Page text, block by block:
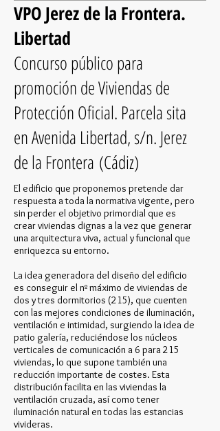
VPO Jerez de la Frontera.
Libertad
Concurso público para
promoción de Viviendas de
Protección Oficial. Parcela sita
en Avenida Libertad, s/n. Jerez
de la Frontera (Cádiz)
El edificio que proponemos pretende dar
respuesta a toda la normativa vigente, pero
sin perder el objetivo primordial que es
crear viviendas dignas a la vez que generar
una arquitectura viva, actual y funcional que
enriquezca su entorno.
La idea generadora del diseño del edificio
es conseguir el nº máximo de viviendas de
dos y tres dormitorios (215), que cuenten
con las mejores condiciones de iluminación,
ventilación e intimidad, surgiendo la idea de
patio galería, reduciéndose los núcleos
verticales de comunicación a 6 para 215
viviendas, lo que supone también una
reducción importante de costes. Esta
distribución facilita en las viviendas la
ventilación cruzada, así como tener
iluminación natural en todas las estancias
vivideras.